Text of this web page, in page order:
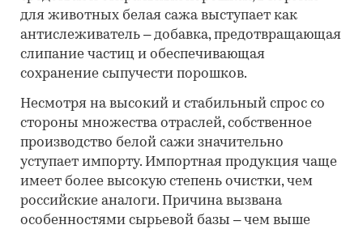
для животных белая сажа выступает как
антислеживатель – добавка, предотвращающая
слипание частиц и обеспечивающая
сохранение сыпучести порошков.
Несмотря на высокий и стабильный спрос со
стороны множества отраслей, собственное
производство белой сажи значительно
уступает импорту. Импортная продукция чаще
имеет более высокую степень очистки, чем
российские аналоги. Причина вызвана
особенностями сырьевой базы – чем выше